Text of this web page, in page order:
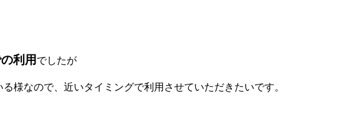
利用 でしたが
様なので、近いタイミングで利用させていただきたいです。